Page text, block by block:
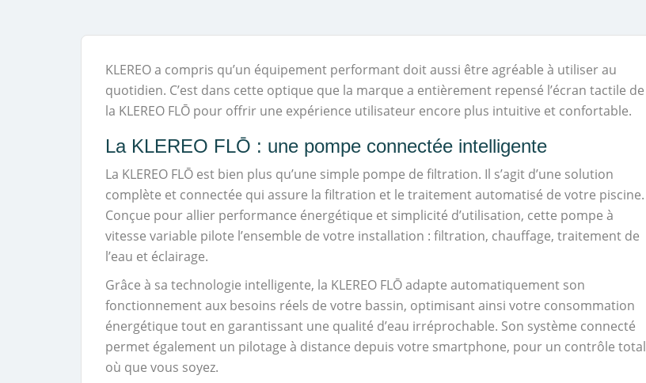
KLEREO a compris qu’un équipement performant doit aussi être agréable à utiliser au
quotidien. C’est dans cette optique que la marque a entièrement repensé l’écran tactile de
la KLEREO FLŌ pour offrir une expérience utilisateur encore plus intuitive et confortable.
La KLEREO FLŌ : une pompe connectée intelligente
La KLEREO FLŌ est bien plus qu’une simple pompe de filtration. Il s’agit d’une solution
complète et connectée qui assure la filtration et le traitement automatisé de votre piscine.
Conçue pour allier performance énergétique et simplicité d’utilisation, cette pompe à
vitesse variable pilote l’ensemble de votre installation : filtration, chauffage, traitement de
l’eau et éclairage.
Grâce à sa technologie intelligente, la KLEREO FLŌ adapte automatiquement son
fonctionnement aux besoins réels de votre bassin, optimisant ainsi votre consommation
énergétique tout en garantissant une qualité d’eau irréprochable. Son système connecté
permet également un pilotage à distance depuis votre smartphone, pour un contrôle total
où que vous soyez.